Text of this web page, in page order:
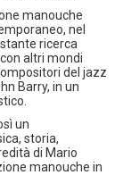
manouche
nel
ricerca
altri mondi
del jazz
Barry, in un
un
storia,
di Mario
manouche in